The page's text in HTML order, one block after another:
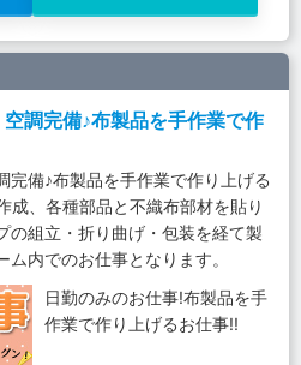
空調完備♪布製品を手作業で作
完備♪布製品を手作業で作り上げる
、各種部品と不織布部材を貼り
の組立・折り曲げ・包装を経て製
内でのお仕事となります。
日勤のみのお仕事!布製品を手
作業で作り上げるお仕事!!